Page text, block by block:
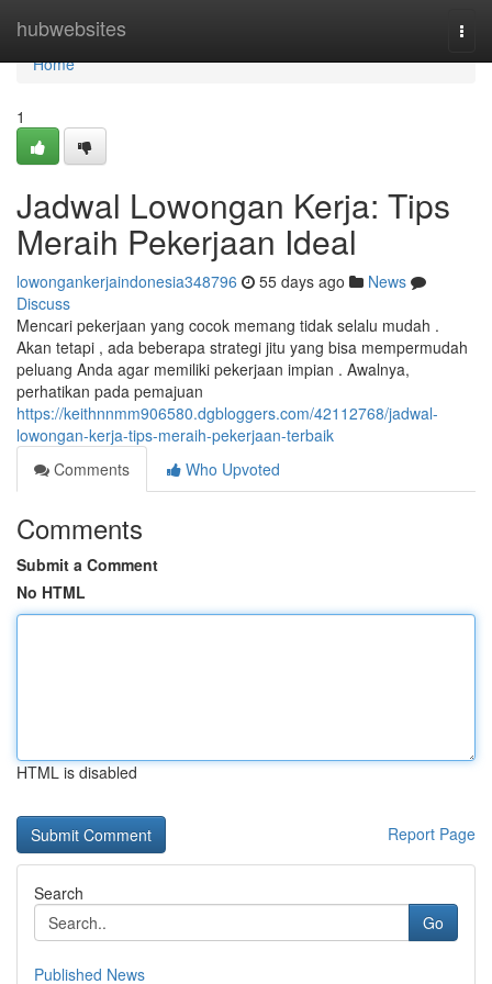
hubwebsites
Home
Home
1
Jadwal Lowongan Kerja: Tips
Meraih Pekerjaan Ideal
lowongankerjaindonesia348796 55 days ago
News
Discuss
Mencari pekerjaan yang cocok memang tidak selalu mudah .
Akan tetapi , ada beberapa strategi jitu yang bisa mempermudah
peluang Anda agar memiliki pekerjaan impian . Awalnya,
perhatikan pada pemajuan
https://keithnnmm906580.dgbloggers.com/42112768/jadwal-
lowongan-kerja-tips-meraih-pekerjaan-terbaik
Comments
Who Upvoted
Comments
Submit a Comment
No HTML
HTML is disabled
Report Page
Search
Go
Published News